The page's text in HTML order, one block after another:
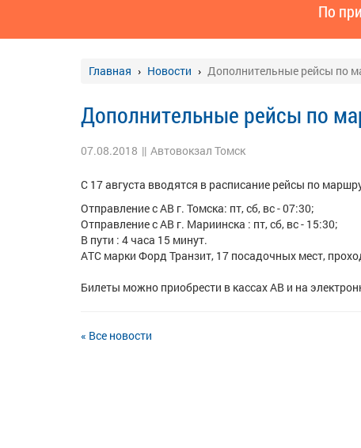
По
Главная Новости Дополнительные рейсы по
Дополнительные рейсы по
07.08.2018 || Автовокзал Томск
С 17 августа вводятся в расписание рейсы по
Отправление с АВ г. Томска: пт, сб, вс - 07:30;
Отправление с АВ г. Мариинска : пт, сб, вс - 15:30;
В пути : 4 часа 15 минут.
АТС марки Форд Транзит, 17 посадочных мест,
Билеты можно приобрести в кассах АВ и на
« Все новости